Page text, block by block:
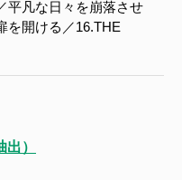
平凡な日々を崩落させ
を開ける／16.THE
）